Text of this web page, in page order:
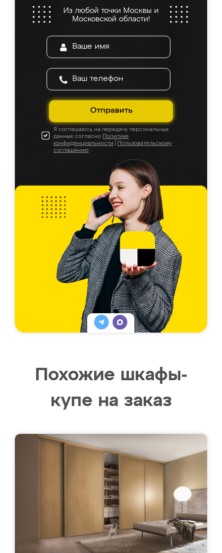
Из любой точки Москвы и
Московской области!
Отправить
Я соглашаюсь на передачу персональных
данных согласно Политике
конфиденциальности
Пользовательскому
соглашению
Похожие шкафы-
купе на заказ